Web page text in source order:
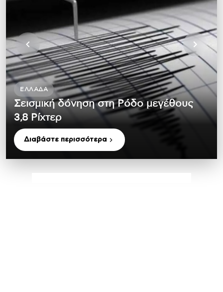
ΕΛΛΆΔΑ
Σεισμική δόνηση στη Ρόδο μεγέθους
3,8 Ρίχτερ
Διαβάστε περισσότερα